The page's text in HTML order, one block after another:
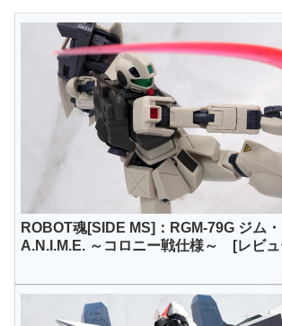
ROBOT魂[SIDE MS]：RGM-79G ジム
A.N.I.M.E. ～コロニー戦仕様～ [レビュ